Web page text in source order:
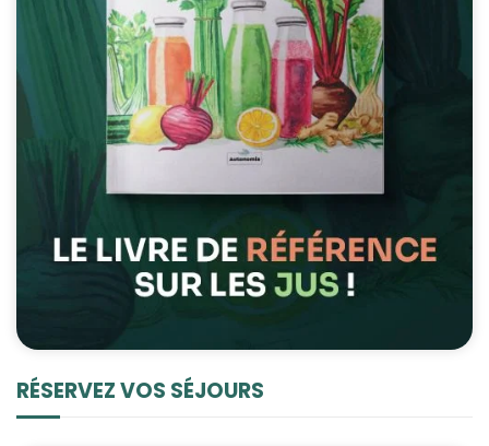
RÉSERVEZ VOS SÉJOURS